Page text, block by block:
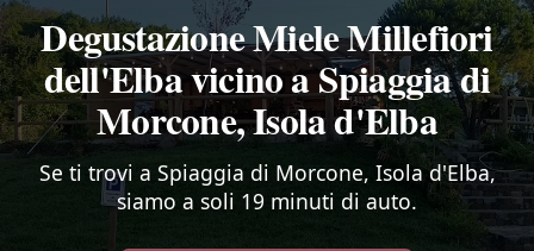
Degustazione Miele Millefiori
dell'Elba vicino a Spiaggia di
Morcone, Isola d'Elba
Se ti trovi a Spiaggia di Morcone, Isola d'Elba,
siamo a soli 19 minuti di auto.